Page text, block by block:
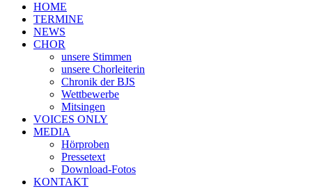
HOME
TERMINE
NEWS
CHOR
unsere Stimmen
unsere Chorleiterin
Chronik der BJS
Wettbewerbe
Mitsingen
VOICES ONLY
MEDIA
Hörproben
Pressetext
Download-Fotos
KONTAKT